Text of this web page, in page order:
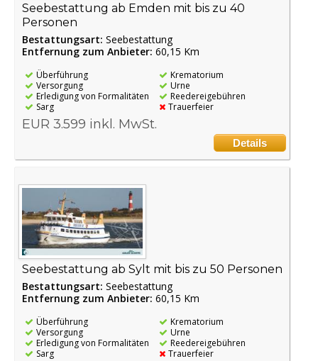
Seebestattung ab Emden mit bis zu 40
Personen
Bestattungsart: Seebestattung
Entfernung zum Anbieter: 60,15 Km
Überführung
Versorgung
Erledigung von Formalitäten
Sarg
Krematorium
Urne
Reedereigebühren
Trauerfeier
EUR 3.599 inkl. MwSt.
Details
Seebestattung ab Sylt mit bis zu 50 Personen
Bestattungsart: Seebestattung
Entfernung zum Anbieter: 60,15 Km
Überführung
Versorgung
Erledigung von Formalitäten
Sarg
Krematorium
Urne
Reedereigebühren
Trauerfeier